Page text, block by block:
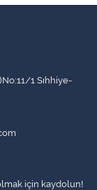
1 Sıhhiye-
için kaydolun!